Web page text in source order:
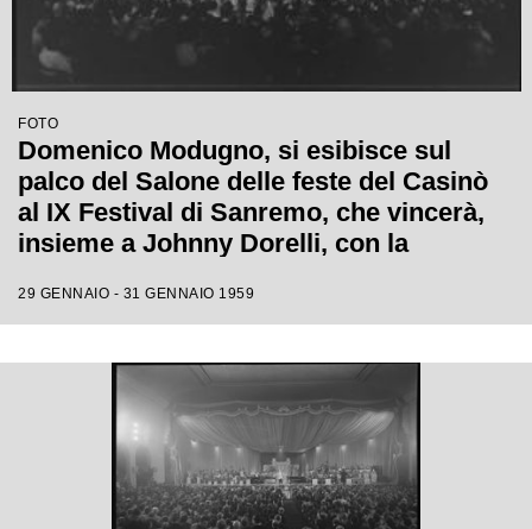
FOTO
Domenico Modugno, si esibisce sul
palco del Salone delle feste del Casinò
al IX Festival di Sanremo, che vincerà,
insieme a Johnny Dorelli, con la
29 GENNAIO - 31 GENNAIO 1959